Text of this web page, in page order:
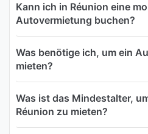
Kann ich in Réunion eine
Autovermietung buchen?
Was benötige ich, um ein
mieten?
Was ist das Mindestalter,
Réunion zu mieten?